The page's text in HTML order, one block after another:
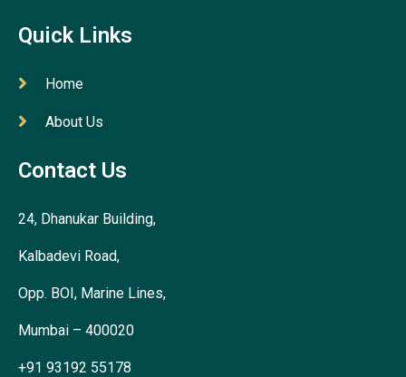
Quick Links
Home
About Us
Contact Us
24, Dhanukar Building,
Kalbadevi Road,
Opp. BOI, Marine Lines,
Mumbai – 400020
+91 93192 55178